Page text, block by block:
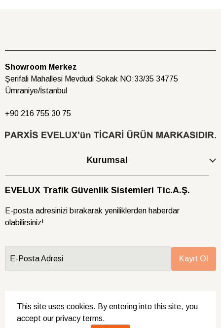
This site uses cookies. By entering into this site, you
accept our privacy terms.
Showroom Merkez
Şerifali Mahallesi Mevdudi Sokak NO:33/35 34775
Ümraniye/İstanbul
+90 216 755 30 75
Kurumsal
EVELUX Trafik Güvenlik Sistemleri Tic.A.Ş.
E-posta adresinizi bırakarak yeniliklerden haberdar
olabilirsiniz!
E-Posta Adresi Kayıt Ol